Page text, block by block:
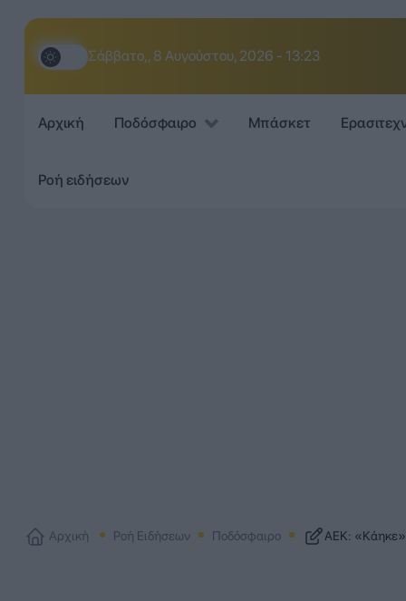
Σάββατο,, 8 Αυγούστου, 2026 - 13:23
Αρχική Ποδόσφαιρο Μπάσκετ
Ροή ειδήσεων
Αρχική Ροή Ειδήσεων Ποδόσφαιρο ΑΕΚ: «Κάηκε»